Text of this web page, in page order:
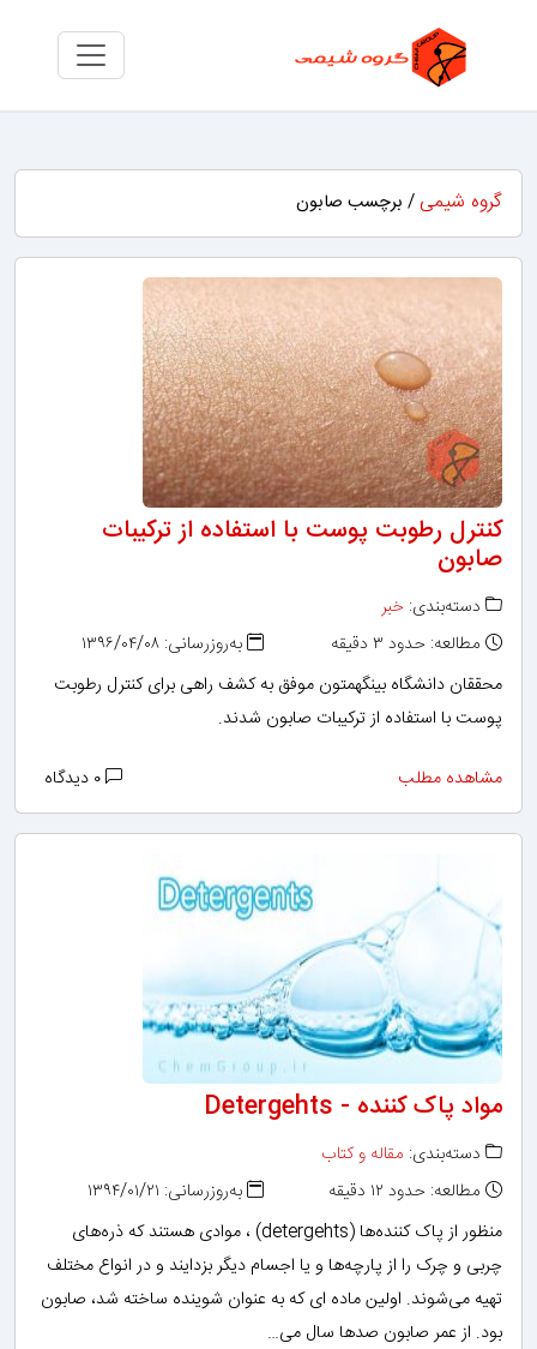
گروه شیمی / برچسب صابون
کنترل رطوبت پوست با استفاده از ترکیبات
صابون
دسته‌بندی: خبر
مطالعه: حدود ۳ دقیقه
به‌روزرسانی: ۱۳۹۶/۰۴/۰۸
محققان دانشگاه بینگهمتون موفق به کشف راهی برای کنترل رطوبت
پوست با استفاده از ترکیبات صابون شدند.
مشاهده مطلب
مواد پاک کننده - Detergehts
دسته‌بندی: مقاله و کتاب
مطالعه: حدود ۱۲ دقیقه
به‌روزرسانی: ۱۳۹۴/۰۱/۲۱
منظور از پاک کننده‌ها (detergehts) ، موادی هستند که ذره‌های
چربی و چرک را از پارچه‌ها و یا اجسام دیگر بزدایند و در انواع مختلف
تهیه می‌شوند. اولین ماده ای که به عنوان شوینده ساخته شد، صابون
بود. از عمر صابون صدها سال می‌…